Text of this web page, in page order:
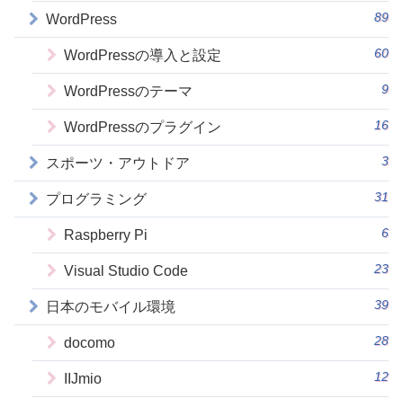
WordPress 89
WordPressの導入と設定 60
WordPressのテーマ 9
WordPressのプラグイン 16
スポーツ・アウトドア 3
プログラミング 31
Raspberry Pi 6
Visual Studio Code 23
日本のモバイル環境 39
docomo 28
IIJmio 12